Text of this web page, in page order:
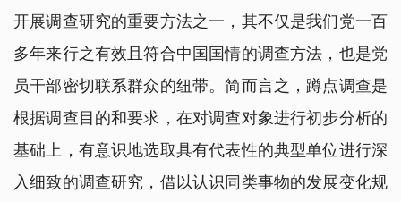
开展调查研究的重要方法之一，其不仅是我们党一百
多年来行之有效且符合中国国情的调查方法，也是党
员干部密切联系群众的纽带。简而言之，蹲点调查是
根据调查目的和要求，在对调查对象进行初步分析的
基础上，有意识地选取具有代表性的典型单位进行深
入细致的调查研究，借以认识同类事物的发展变化规